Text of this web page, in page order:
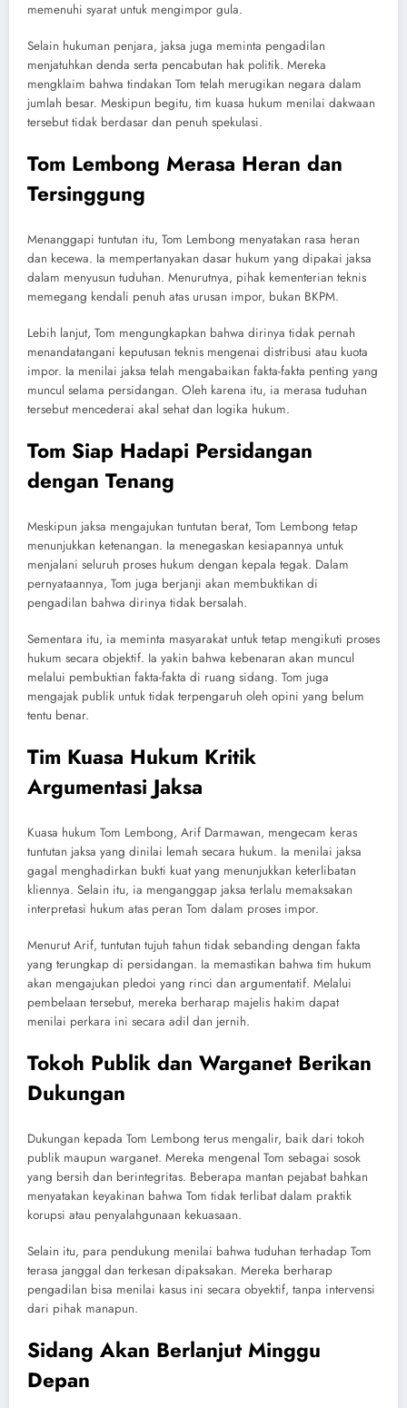
memenuhi syarat untuk mengimpor gula.
Selain hukuman penjara, jaksa juga meminta pengadilan
menjatuhkan denda serta pencabutan hak politik. Mereka
mengklaim bahwa tindakan Tom telah merugikan negara dalam
jumlah besar. Meskipun begitu, tim kuasa hukum menilai dakwaan
tersebut tidak berdasar dan penuh spekulasi.
Tom Lembong Merasa Heran dan
Tersinggung
Menanggapi tuntutan itu, Tom Lembong menyatakan rasa heran
dan kecewa. Ia mempertanyakan dasar hukum yang dipakai jaksa
dalam menyusun tuduhan. Menurutnya, pihak kementerian teknis
memegang kendali penuh atas urusan impor, bukan BKPM.
Lebih lanjut, Tom mengungkapkan bahwa dirinya tidak pernah
menandatangani keputusan teknis mengenai distribusi atau kuota
impor. Ia menilai jaksa telah mengabaikan fakta-fakta penting yang
muncul selama persidangan. Oleh karena itu, ia merasa tuduhan
tersebut mencederai akal sehat dan logika hukum.
Tom Siap Hadapi Persidangan
dengan Tenang
Meskipun jaksa mengajukan tuntutan berat, Tom Lembong tetap
menunjukkan ketenangan. Ia menegaskan kesiapannya untuk
menjalani seluruh proses hukum dengan kepala tegak. Dalam
pernyataannya, Tom juga berjanji akan membuktikan di
pengadilan bahwa dirinya tidak bersalah.
Sementara itu, ia meminta masyarakat untuk tetap mengikuti proses
hukum secara objektif. Ia yakin bahwa kebenaran akan muncul
melalui pembuktian fakta-fakta di ruang sidang. Tom juga
mengajak publik untuk tidak terpengaruh oleh opini yang belum
tentu benar.
Tim Kuasa Hukum Kritik
Argumentasi Jaksa
Kuasa hukum Tom Lembong, Arif Darmawan, mengecam keras
tuntutan jaksa yang dinilai lemah secara hukum. Ia menilai jaksa
gagal menghadirkan bukti kuat yang menunjukkan keterlibatan
kliennya. Selain itu, ia menganggap jaksa terlalu memaksakan
interpretasi hukum atas peran Tom dalam proses impor.
Menurut Arif, tuntutan tujuh tahun tidak sebanding dengan fakta
yang terungkap di persidangan. Ia memastikan bahwa tim hukum
akan mengajukan pledoi yang rinci dan argumentatif. Melalui
pembelaan tersebut, mereka berharap majelis hakim dapat
menilai perkara ini secara adil dan jernih.
Tokoh Publik dan Warganet Berikan
Dukungan
Dukungan kepada Tom Lembong terus mengalir, baik dari tokoh
publik maupun warganet. Mereka mengenal Tom sebagai sosok
yang bersih dan berintegritas. Beberapa mantan pejabat bahkan
menyatakan keyakinan bahwa Tom tidak terlibat dalam praktik
korupsi atau penyalahgunaan kekuasaan.
Selain itu, para pendukung menilai bahwa tuduhan terhadap Tom
terasa janggal dan terkesan dipaksakan. Mereka berharap
pengadilan bisa menilai kasus ini secara obyektif, tanpa intervensi
dari pihak manapun.
Sidang Akan Berlanjut Minggu
Depan